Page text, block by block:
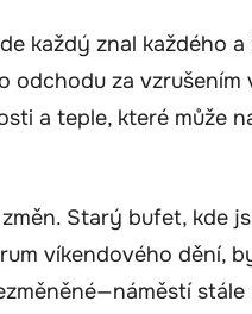
každý znal každého
odchodu za vzrušením
a teple, které může
Starý bufet, kde
víkendového dění,
stále